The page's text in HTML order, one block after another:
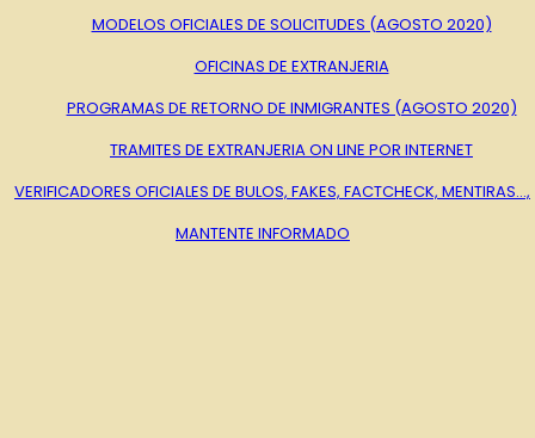
MODELOS OFICIALES DE SOLICITUDES (AGOSTO 2020)
OFICINAS DE EXTRANJERIA
PROGRAMAS DE RETORNO DE INMIGRANTES (AGOSTO 2020)
TRAMITES DE EXTRANJERIA ON LINE POR INTERNET
VERIFICADORES OFICIALES DE BULOS, FAKES, FACTCHECK, MENTIRAS…,
MANTENTE INFORMADO